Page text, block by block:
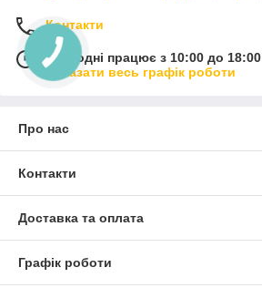
Контакти
Сьогодні працює з 10:00 до 18:00
Показати весь графік роботи
Про нас
Контакти
Доставка та оплата
Графік роботи